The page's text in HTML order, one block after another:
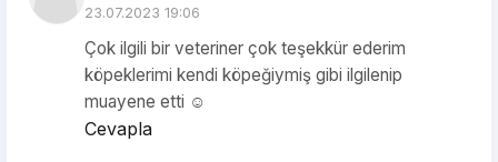
23.07.2023 19:06
Çok ilgili bir veteriner çok teşekkür ederim
köpeklerimi kendi köpeğiymiş gibi ilgilenip
muayene etti ☺️
Cevapla